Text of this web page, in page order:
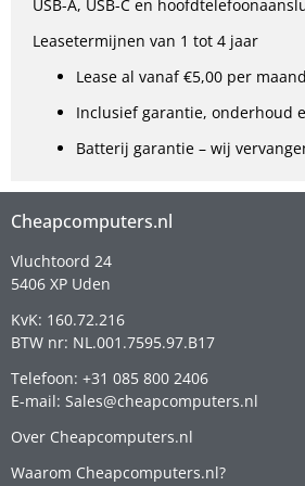
USB-A, USB-C en
Leasetermijnen van 1 tot 4 jaar
Lease al vanaf €5,00 per maand
Inclusief garantie, onderhoud
Batterij garantie – wij
Cheapcomputers.nl
Vluchtoord 24
5406 XP Uden
KvK: 160.72.216
BTW nr: NL.001.7595.97.B17
Telefoon: +31 085 800 2406
E-mail: Sales@cheapcomputers.nl
Over Cheapcomputers.nl
Waarom Cheapcomputers.nl?